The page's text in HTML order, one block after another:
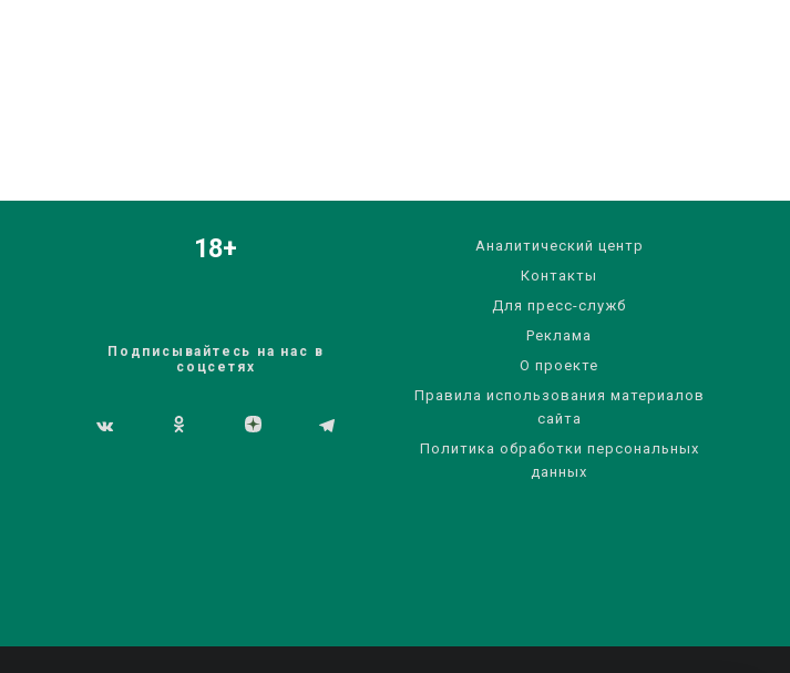
18+
Подписывайтесь на нас в
соцсетях
Аналитический центр
Контакты
Для пресс-служб
Реклама
О проекте
Правила использования материалов
сайта
Политика обработки персональных
данных